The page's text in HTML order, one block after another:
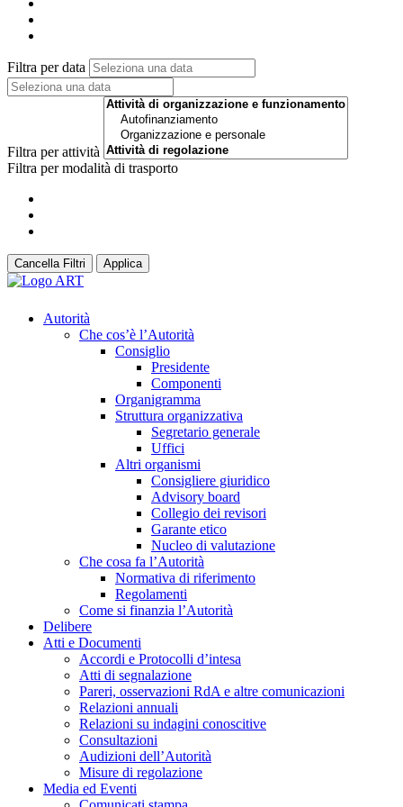
Filtra per data
Filtra per attività
Filtra per modalità di trasporto
Cancella Filtri Applica
Autorità
Che cos’è l’Autorità
Consiglio
Presidente
Componenti
Organigramma
Struttura organizzativa
Segretario generale
Uffici
Altri organismi
Consigliere giuridico
Advisory board
Collegio dei revisori
Garante etico
Nucleo di valutazione
Che cosa fa l’Autorità
Normativa di riferimento
Regolamenti
Come si finanzia l’Autorità
Delibere
Atti e Documenti
Accordi e Protocolli d’intesa
Atti di segnalazione
Pareri, osservazioni RdA e altre comunicazioni
Relazioni annuali
Relazioni su indagini conoscitive
Consultazioni
Audizioni dell’Autorità
Misure di regolazione
Media ed Eventi